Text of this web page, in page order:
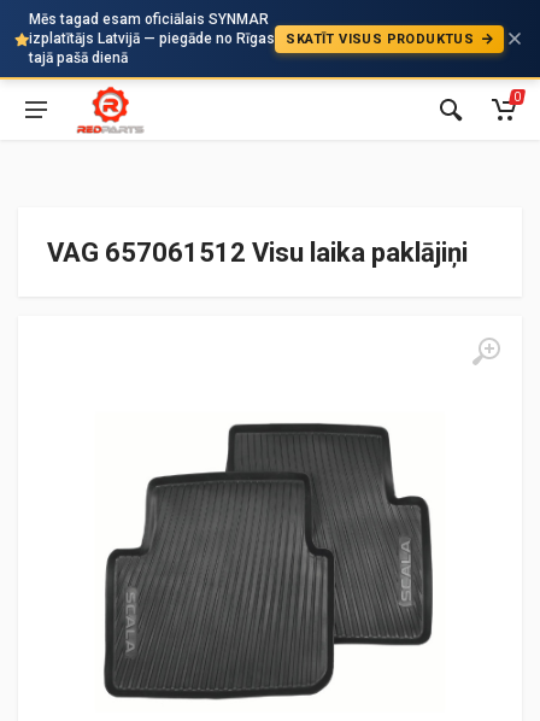
Mēs tagad esam oficiālais SYNMAR
izplatītājs Latvijā — piegāde no Rīgas
tajā pašā dienā
SKATĪT VISUS PRODUKTUS
Auto
0
VAG 657061512 Visu laika paklājiņi